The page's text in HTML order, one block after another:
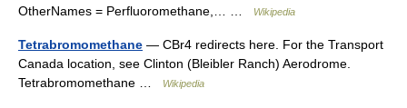
OtherNames = Perfluoromethane,… …
Wikipedia
Tetrabromomethane — CBr4 redirects here. For the Transport
Canada location, see Clinton (Bleibler Ranch) Aerodrome.
Tetrabromomethane …
Wikipedia